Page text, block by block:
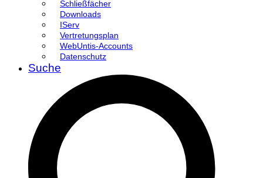
Schließfächer
Downloads
IServ
Vertretungsplan
WebUntis-Accounts
Datenschutz
Suche